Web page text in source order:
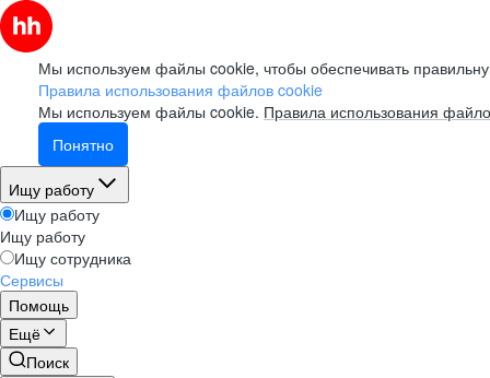
Мы используем файлы cookie, чтобы обеспечивать
Правила использования файлов cookie
Мы используем файлы cookie. Правила использования
Понятно
Ищу работу
Ищу работу
Ищу работу
Ищу сотрудника
Сервисы
Помощь
Ещё
Поиск